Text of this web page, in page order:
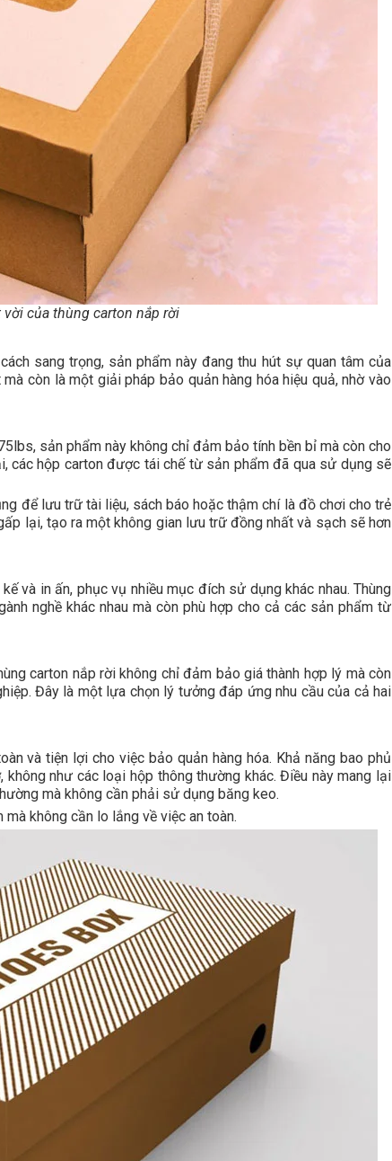
của thùng carton nắp rời
sang trọng, sản phẩm này đang thu hút sự quan tâm của
còn là một giải pháp bảo quản hàng hóa hiệu quả, nhờ vào
sản phẩm này không chỉ đảm bảo tính bền bỉ mà còn cho
các hộp carton được tái chế từ sản phẩm đã qua sử dụng sẽ
để lưu trữ tài liệu, sách báo hoặc thậm chí là đồ chơi cho trẻ
lại, tạo ra một không gian lưu trữ đồng nhất và sạch sẽ hơn
và in ấn, phục vụ nhiều mục đích sử dụng khác nhau. Thùng
nghề khác nhau mà còn phù hợp cho cả các sản phẩm từ
carton nắp rời không chỉ đảm bảo giá thành hợp lý mà còn
Đây là một lựa chọn lý tưởng đáp ứng nhu cầu của cả hai
và tiện lợi cho việc bảo quản hàng hóa. Khả năng bao phủ
như các loại hộp thông thường khác. Điều này mang lại
mà không cần phải sử dụng băng keo.
không cần lo lắng về việc an toàn.